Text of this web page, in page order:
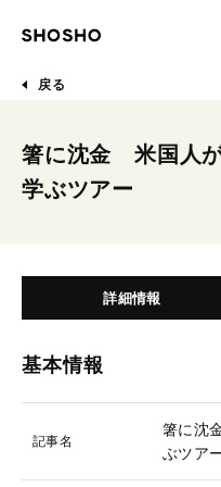
戻る
箸に沈金 米国人
学ぶツアー
詳細情報
基本情報
記事名
箸に沈
ぶツア